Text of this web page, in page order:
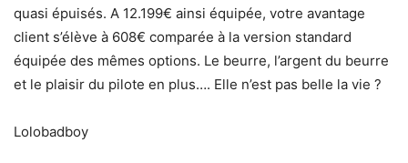
quasi épuisés. A 12.199€ ainsi équipée, votre avantage
client s’élève à 608€ comparée à la version standard
équipée des mêmes options. Le beurre, l’argent du beurre
et le plaisir du pilote en plus…. Elle n’est pas belle la vie ?
Lolobadboy